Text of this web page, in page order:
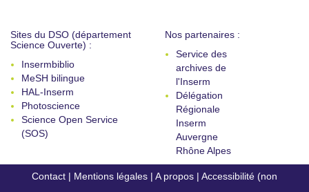
Sites du DSO (département
Science Ouverte) :
Insermbiblio
MeSH bilingue
HAL-Inserm
Photoscience
Science Open Service
(SOS)
Nos partenaires :
Service des
archives de
l'Inserm
Délégation
Régionale
Inserm
Auvergne
Rhône Alpes
Contact | Mentions légales | A propos | Accessibilité (non